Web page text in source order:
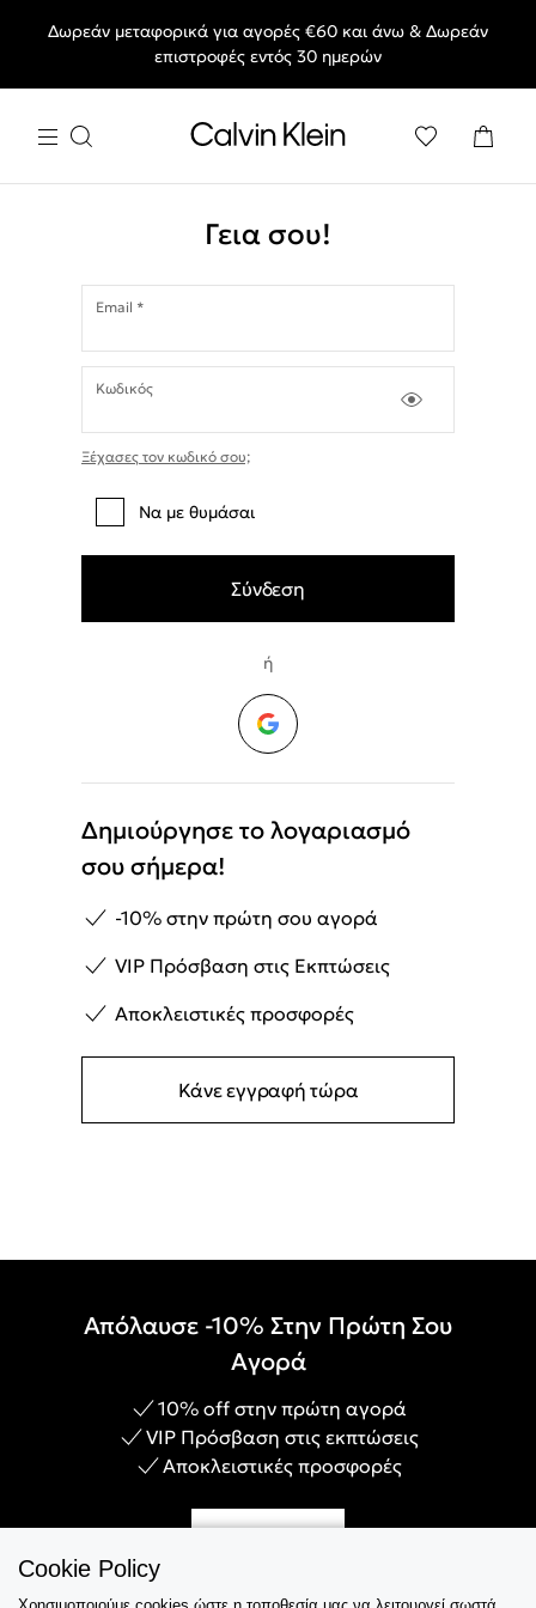
End of Season Deals: Αγαπημένα styles, στις τιμές που θες.
Δωρεάν μεταφορικά για αγορές €60 και άνω & Δωρεάν
επιστροφές εντός 30 ημερών
Γεια σου!
Email *
Κωδικός
Ξέχασες τον κωδικό σου;
Να με θυμάσαι
ή
Δημιούργησε το λογαριασμό
σου σήμερα!
-10% στην πρώτη σου αγορά
VIP Πρόσβαση στις Εκπτώσεις
Αποκλειστικές προσφορές
Κάνε εγγραφή τώρα
Απόλαυσε -10% Στην Πρώτη Σου
Αγορά
10% off στην πρώτη αγορά
VIP Πρόσβαση στις εκπτώσεις
Αποκλειστικές προσφορές
Cookie Policy